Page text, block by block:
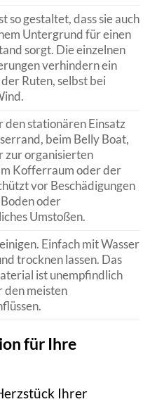
so gestaltet, dass sie auch
Untergrund für einen
sorgt. Die einzelnen
verhindern ein
Ruten, selbst bei
den stationären Einsatz
beim Belly Boat,
zur organisierten
Kofferraum oder der
vor Beschädigungen
oder
Umstoßen.
Einfach mit Wasser
trocknen lassen. Das
ist unempfindlich
den meisten
für Ihre
Ihrer